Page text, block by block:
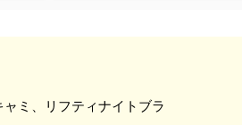
ミ、リフティナイトブラ